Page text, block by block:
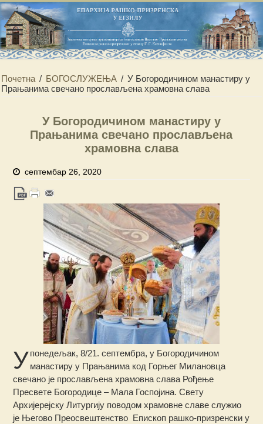
Почетна / БОГОСЛУЖЕЊА / У Богородичином манастиру у
Прањанима свечано прослављена храмовна слава
У Богородичином манастиру у
Прањанима свечано прослављена
храмовна слава
септембар 26, 2020
Упонедељак, 8/21. септембра, у Богородичином
манастиру у Прањанима код Горњег Милановца
свечано је прослављена храмовна слава Рођење
Пресвете Богородице – Мала Госпојина. Свету
Архијерејску Литургију поводом храмовне славе служио
је Његово Преосвештенство Епископ рашко-призренски у